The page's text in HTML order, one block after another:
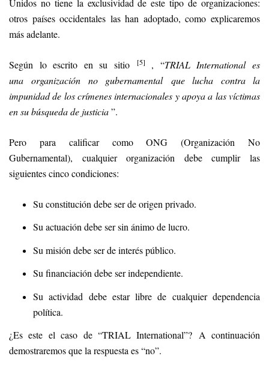
otros países occidentales las han adoptado, como explicaremos
más adelante.
Según lo escrito en su sitio [5] , “TRIAL International es
una organización no gubernamental que lucha contra la
impunidad de los crímenes internacionales y apoya a las víctimas
en su búsqueda de justicia”.
Pero para calificar como ONG (Organización No
Gubernamental), cualquier organización debe cumplir las
siguientes cinco condiciones:
Su constitución debe ser de origen privado.
Su actuación debe ser sin ánimo de lucro.
Su misión debe ser de interés público.
Su financiación debe ser independiente.
Su actividad debe estar libre de cualquier dependencia
política.
¿Es este el caso de “TRIAL International”? A continuación
demostraremos que la respuesta es “no”.